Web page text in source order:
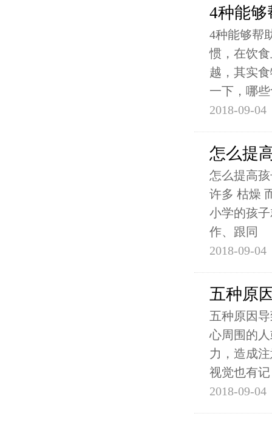
4种能
4种能够帮
惯，在饮
越，其实
一下，哪
2018-09-04
怎么提
怎么提高
许多 枯燥
小学的孩
作、跟同
2018-09-04
五种原
五种原因
心周围的
力，造成
视觉也有记
2018-09-04